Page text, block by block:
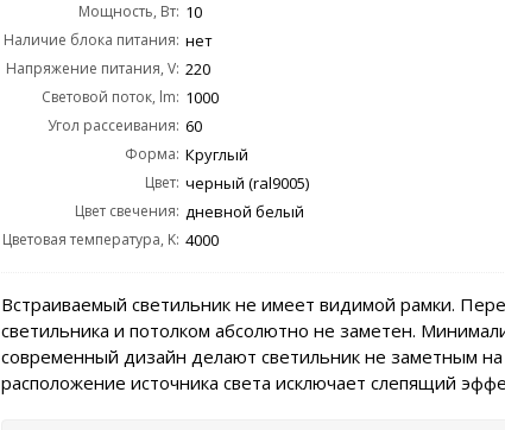
Мощность, Вт: 10
Наличие блока питания: нет
Напряжение питания, V: 220
Световой поток, lm: 1000
Угол рассеивания: 60
Форма: Круглый
Цвет: черный (ral9005)
Цвет свечения: дневной белый
Цветовая температура, K: 4000
Встраиваемый светильник не имеет видимой рамки.
светильника и потолком абсолютно не заметен.
современный дизайн делают светильник не заметным на
расположение источника света исключает слепящий